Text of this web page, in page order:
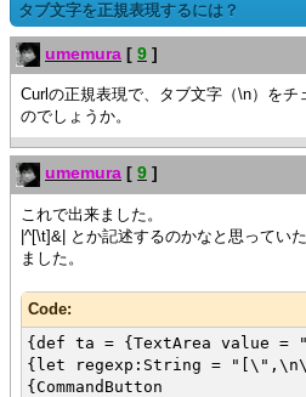
タブ文字を正規表現するには？
umemura [ 9 ]
Curlの正規表現で、タブ文字（\n）を
のでしょうか。
umemura [ 9 ]
これで出来ました。
|^[\t]&| とか記述するのかなと思ってい
ました。
Code:
{def ta = {TextArea value
{let regexp:String =
{CommandButton